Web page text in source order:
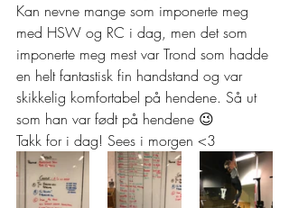
Kan nevne mange som imponerte meg
med HSW og RC i dag, men det som
imponerte meg mest var Trond som hadde
en helt fantastisk fin handstand og var
skikkelig komfortabel på hendene. Så ut
som han var født på hendene 😉
Takk for i dag! Sees i morgen <3